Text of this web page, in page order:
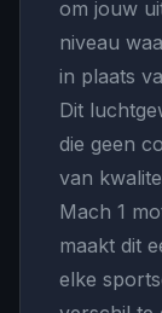
om jouw
niveau
in plaats
Dit
die geen
van
Mach 1
maakt dit
elke